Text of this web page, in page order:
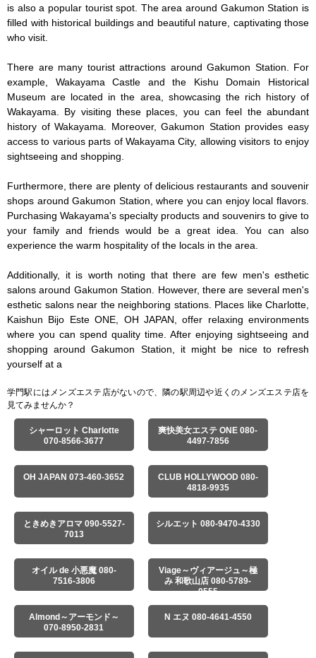
is also a popular tourist spot. The area around Gakumon Station is
filled with historical buildings and beautiful nature, captivating those
who visit.
There are many tourist attractions around Gakumon Station. For
example, Wakayama Castle and the Kishu Domain Historical
Museum are located in the area, showcasing the rich history of
Wakayama. By visiting these places, you can feel the abundant
history of Wakayama. Moreover, Gakumon Station provides easy
access to various parts of Wakayama City, allowing visitors to enjoy
sightseeing and shopping.
Furthermore, there are plenty of delicious restaurants and souvenir
shops around Gakumon Station, where you can enjoy local flavors.
Purchasing Wakayama's specialty products and souvenirs to give to
your family and friends would be a great idea. You can also
experience the warm hospitality of the locals in the area.
Additionally, it is worth noting that there are few men's esthetic
salons around Gakumon Station. However, there are several men's
esthetic salons near the neighboring stations. Places like Charlotte,
Kaishun Bijo Este ONE, OH JAPAN, offer relaxing environments
where you can spend quality time. After enjoying sightseeing and
shopping around Gakumon Station, it might be nice to refresh
yourself at a
学門駅にはメンズエステ店がないので、隣の駅周辺や近くのメンズエステ店を
見てみませんか？
シャーロット Charlotte
070-8566-3677
爽快美女エステ ONE 080-
4497-7856
OH JAPAN 073-460-3652
CLUB HOLLYWOOD 080-
4818-9935
ときめきアロマ 090-5527-
7013
シルエット 080-9470-4330
オイル de 小悪魔 080-
7516-3806
Viage～ヴィアージュ～極
み 和歌山店 080-5789-
0555
Almond～アーモンド～
070-8950-2831
N エヌ 080-4641-4550